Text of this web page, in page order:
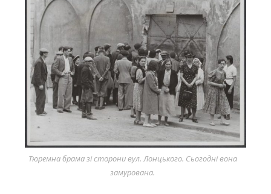
Тюремна брама зі сторони вул. Лонцького. Сьогодні вона
замурована.